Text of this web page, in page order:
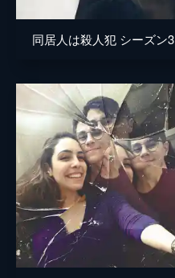
同居人は殺人犯 シーズン3